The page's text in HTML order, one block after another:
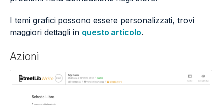
I temi grafici possono essere personalizzati, trovi
maggiori dettagli in questo articolo.
Azioni